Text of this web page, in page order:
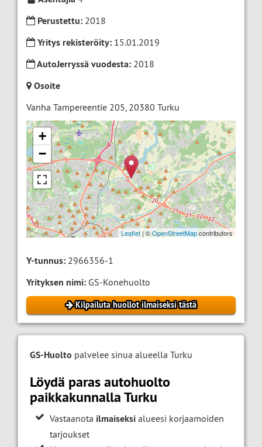
Perustettu: 2018
Yritys rekisteröity: 15.01.2019
AutoJerryssä vuodesta: 2018
Osoite
Vanha Tampereentie 205, 20380 Turku
+
−
Leaflet | ©OpenStreetMapcontributors
Y-tunnus: 2966356-1
Yrityksen nimi: GS-Konehuolto
Kilpailuta huollot ilmaiseksi tästä
GS-Huolto palvelee sinua alueella Turku
Löydä paras autohuolto
paikkakunnalla Turku
Vastaanota ilmaiseksi alueesi korjaamoiden
tarjoukset